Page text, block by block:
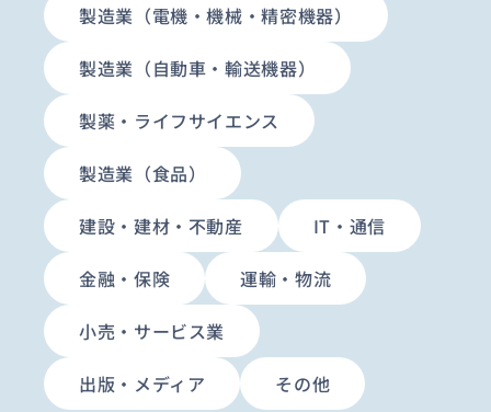
製造業（電機・機械・精密機器）
製造業（自動車・輸送機器）
製薬・ライフサイエンス
製造業（食品）
建設・建材・不動産
IT・通信
金融・保険
運輸・物流
小売・サービス業
出版・メディア
その他